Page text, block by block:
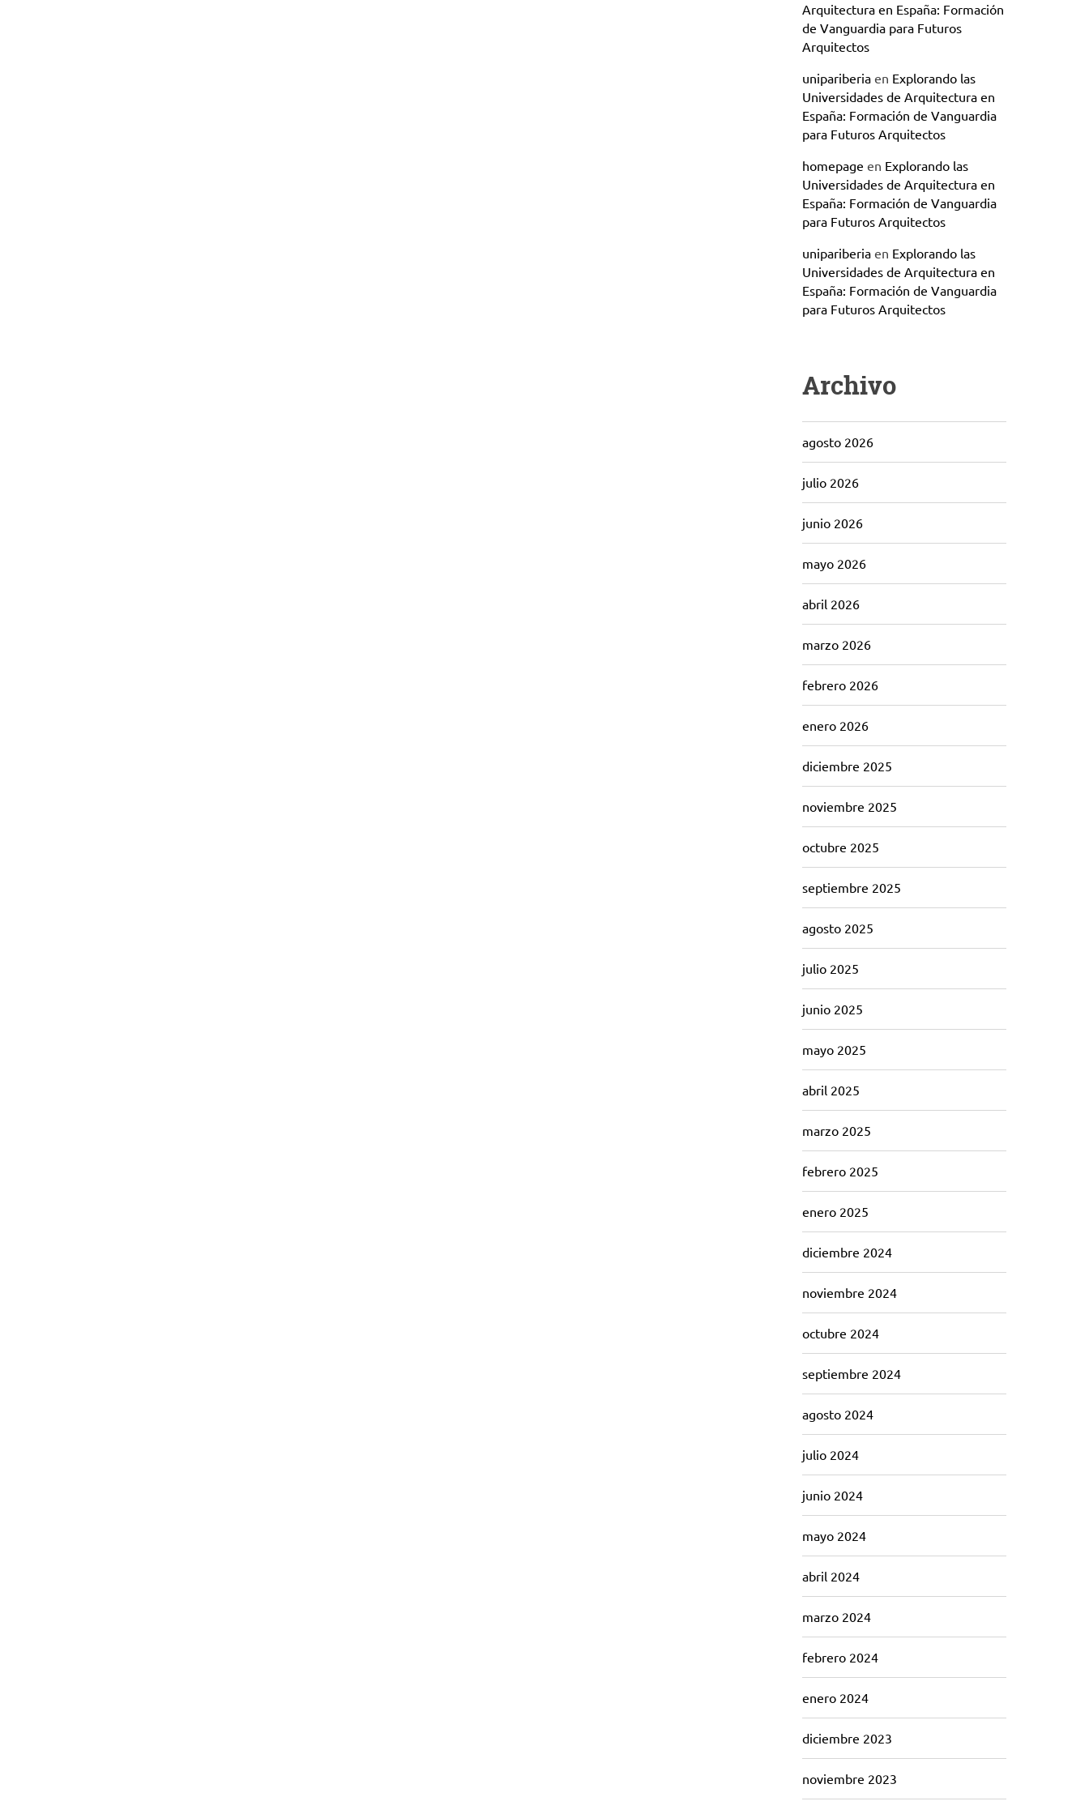
Arquitectura en España: Formación
de Vanguardia para Futuros
Arquitectos
unipariberiaen Explorando las
Universidades de Arquitectura en
España: Formación de Vanguardia
para Futuros Arquitectos
homepage en Explorando las
Universidades de Arquitectura en
España: Formación de Vanguardia
para Futuros Arquitectos
unipariberiaen Explorando las
Universidades de Arquitectura en
España: Formación de Vanguardia
para Futuros Arquitectos
Archivo
agosto 2026
julio 2026
junio 2026
mayo 2026
abril 2026
marzo 2026
febrero 2026
enero 2026
diciembre 2025
noviembre 2025
octubre 2025
septiembre 2025
agosto 2025
julio 2025
junio 2025
mayo 2025
abril 2025
marzo 2025
febrero 2025
enero 2025
diciembre 2024
noviembre 2024
octubre 2024
septiembre 2024
agosto 2024
julio 2024
junio 2024
mayo 2024
abril 2024
marzo 2024
febrero 2024
enero 2024
diciembre 2023
noviembre 2023